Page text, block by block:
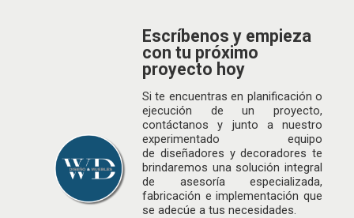
c
i
ó
n
d
o
Escríbenos y empieza
con tu próximo
proyecto hoy
Si te encuentras en planificación o
ejecución de un proyecto,
contáctanos y junto a nuestro
experimentado equipo
de diseñadores y decoradores te
brindaremos una solución integral
de asesoría especializada,
fabricación e implementación que
se adecúe a tus necesidades.